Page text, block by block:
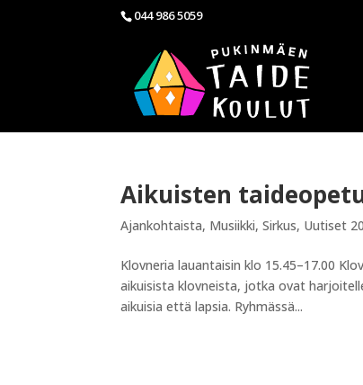
044 986 5059
Aikuisten
Ajankohtaista, Musiikki,Sirkus, Uutiset
Klovneria lauantaisin klo 15.45–17.00
aikuisista klovneista, jotka ovat
aikuisia että lapsia. Ryhmässä...